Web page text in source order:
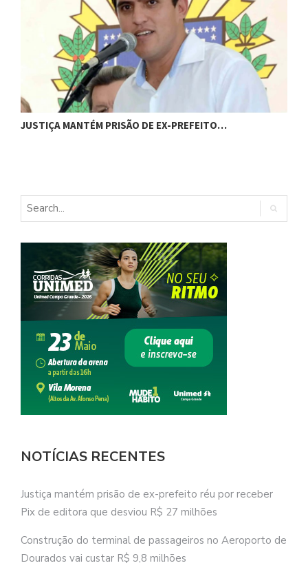
JUSTIÇA MANTÉM PRISÃO DE EX-PREFEITO…
NOTÍCIAS RECENTES
Justiça mantém prisão de ex-prefeito réu por receber
Pix de editora que desviou R$ 27 milhões
Construção do terminal de passageiros no Aeroporto de
Dourados vai custar R$ 9,8 milhões